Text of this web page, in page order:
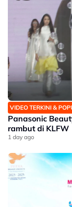
VIDEO TERKINI &
Panasonic
rambut di KLFW
1 day ago